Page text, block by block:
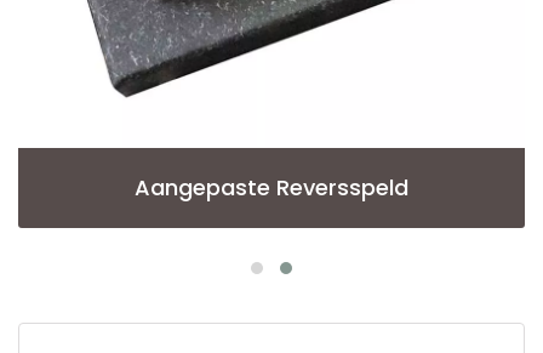
Aangepaste Reversspeld